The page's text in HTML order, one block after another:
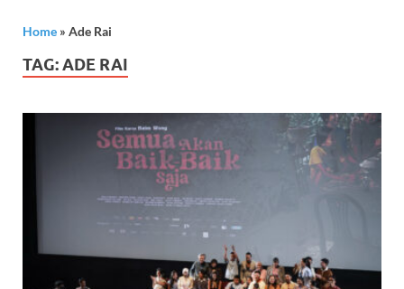
Home » Ade Rai
TAG:ADE RAI